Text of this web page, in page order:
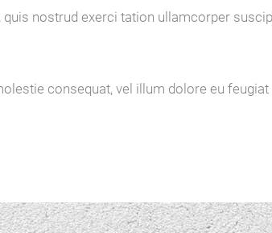
nostrud exerci tation ullamcorper
consequat, vel illum dolore eu feugiat